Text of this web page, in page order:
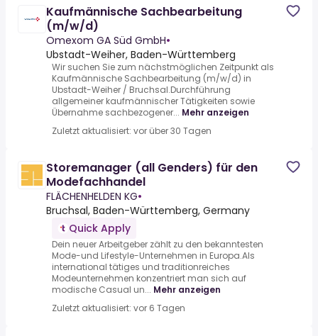
Kaufmännische Sachbearbeitung
(m/w/d)
Omexom GA Süd GmbH•
Ubstadt-Weiher, Baden-Württemberg
Wir suchen Sie zum nächstmöglichen Zeitpunkt als
Kaufmännische Sachbearbeitung (m/w/d) in
Ubstadt-Weiher / Bruchsal.Durchführung
allgemeiner kaufmännischer Tätigkeiten sowie
Übernahme sachbezogener... Mehr anzeigen
Zuletzt aktualisiert: vor über 30 Tagen
Storemanager (all Genders) für den
Modefachhandel
FLÄCHENHELDEN KG•
Bruchsal, Baden-Württemberg, Germany
Quick Apply
Dein neuer Arbeitgeber zählt zu den bekanntesten
Mode-und Lifestyle-Unternehmen in Europa.Als
international tätiges und traditionreiches
Modeunternehmen konzentriert man sich auf
modische Casual un... Mehr anzeigen
Zuletzt aktualisiert: vor 6 Tagen